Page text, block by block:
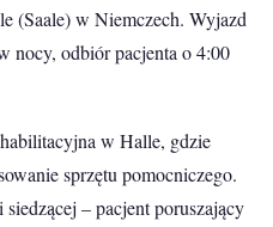
(Saale) w Niemczech. Wyjazd
nocy, odbiór pacjenta o 4:00
w Halle, gdzie
sprzętu pomocniczego.
– pacjent poruszający